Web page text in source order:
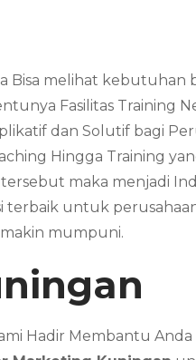
Bisa melihat kebutuhan
Fasilitas Training
dan Solutif bagi
Hingga Training
maka menjadi
untuk
mumpuni.
Hadir Membantu